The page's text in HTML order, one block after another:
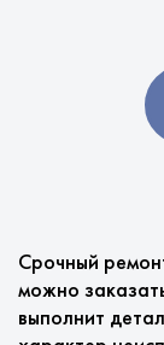
Срочный
можно
выполнит